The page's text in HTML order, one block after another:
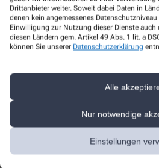
Drittanbieter weiter. Soweit dabei Daten in
denen kein angemessenes
Einwilligung zur Nutzung dieser Dienste auch
diesen Ländern gem. Artikel 49 Abs. 1 lit. a
können Sie unserer Datenschutzerklärung
Alle
Nur notwendige
Einstellungen
Wir haben die